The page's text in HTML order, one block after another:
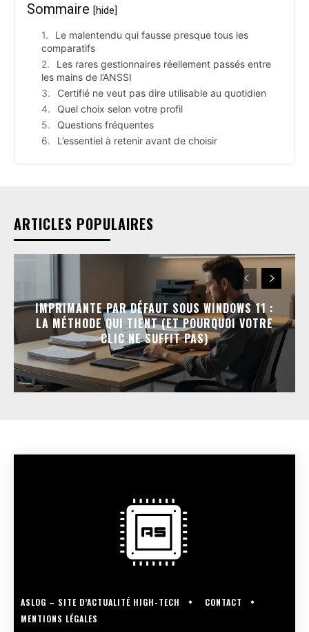
Sommaire [hide]
Le malentendu qui fausse presque tous les
comparatifs
Les rares gestionnaires réellement passés entre
les mains de l’ANSSI
Certifié ne veut pas dire utilisable au quotidien
Quel choix selon votre profil
Questions fréquentes
L’essentiel à retenir avant de choisir
ARTICLES POPULAIRES
IMPRIMANTE PAR DÉFAUT SOUS WINDOWS 11 :
LA MÉTHODE QUI TIENT (ET POURQUOI VOTRE
CLIC NE SUFFIT PAS)
ASLOG – SITE D’ACTUALITÉ HIGH-TECH
CONTACT
MENTIONS LÉGALES